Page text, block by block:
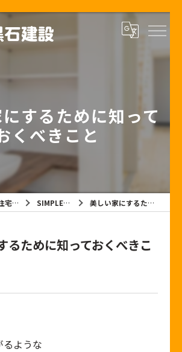
するために知って
くべきこと
高松市で注文住宅なら有限会社黒石建設 SIMPLE NOTE BLOG 美しい家にするために知っておくべきこと
るために知っておくべきこ
るような